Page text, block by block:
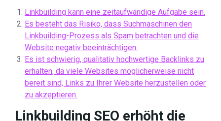
Linkbuilding kann eine zeitaufwändige Aufgabe sein.
Es besteht das Risiko, dass Suchmaschinen den
Linkbuilding-Prozess als Spam betrachten und die
Website negativ beeinträchtigen.
Es ist schwierig, qualitativ hochwertige Backlinks zu
erhalten, da viele Websites möglicherweise nicht
bereit sind, Links zu Ihrer Website herzustellen oder
zu akzeptieren.
Linkbuilding SEO erhöht die